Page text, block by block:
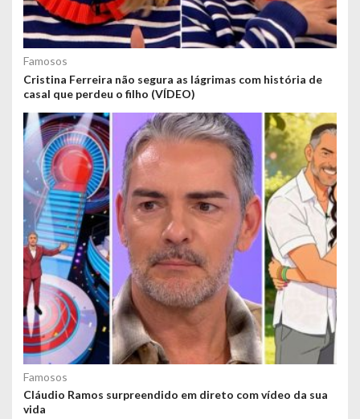
Famosos
Cristina Ferreira não segura as lágrimas com história de
casal que perdeu o filho (VÍDEO)
Famosos
Cláudio Ramos surpreendido em direto com vídeo da sua
vida